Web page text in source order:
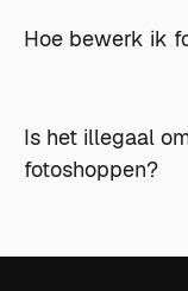
Hoe bewerk ik
Is het illegaal
fotoshoppen?